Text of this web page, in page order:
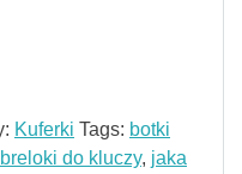
Kuferki Tags: botki
do kluczy, jaka